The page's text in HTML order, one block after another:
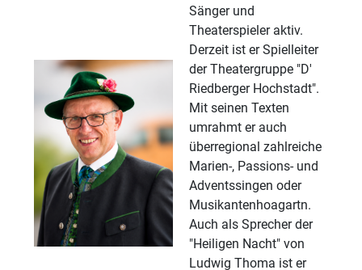
Sänger und
Theaterspieler aktiv.
Derzeit ist er Spielleiter
der Theatergruppe "D'
Riedberger Hochstadt".
Mit seinen Texten
umrahmt er auch
überregional zahlreiche
Marien-, Passions- und
Adventssingen oder
Musikantenhoagartn.
Auch als Sprecher der
"Heiligen Nacht" von
Ludwig Thoma ist er